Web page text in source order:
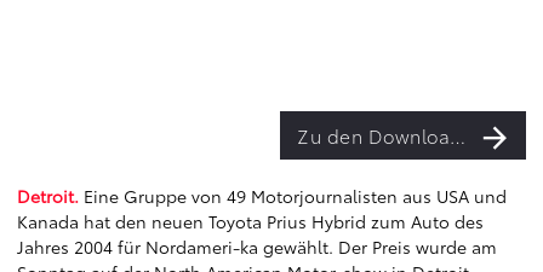
Zu den Downloads
Detroit. Eine Gruppe von 49 Motorjournalisten aus USA und
Kanada hat den neuen Toyota Prius Hybrid zum Auto des
Jahres 2004 für Nordameri-ka gewählt. Der Preis wurde am